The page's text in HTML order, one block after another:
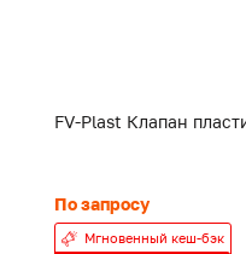
FV-Plast Клапан
По запросу
Мгновенный кеш-бэк